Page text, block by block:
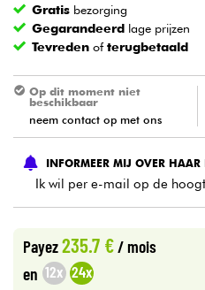
Drums & percussie
Viool & Quatuor
Kinderen
Kabels & toebehoren
HiFi
Gratis bezorging
Gegarandeerd lage prijzen
Tevreden ofterugbetaald
Op dit moment niet
beschikbaar
neem contact op met ons
INFORMEER MIJ OVER
Ik wil per e-mail op de
Payez235.7 €/ mois
en 12x 24x